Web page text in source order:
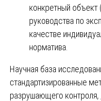
конкретный объект
руководства по
качестве
норматива.
Научная база
стандартизированные
разрушающего контроля,